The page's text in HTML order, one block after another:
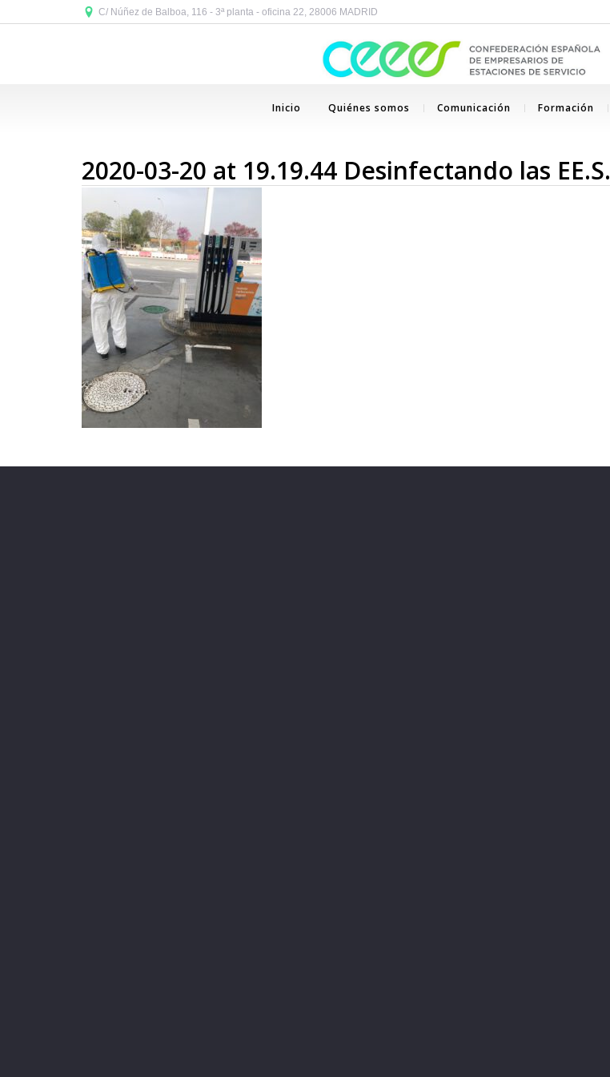
C/ Núñez de Balboa, 116 - 3ª planta - oficina 22, 28006 MADRID
Inicio Quiénes somos Comunicación Formación
2020-03-20 at 19.19.44 Desinfectando las EE.S.